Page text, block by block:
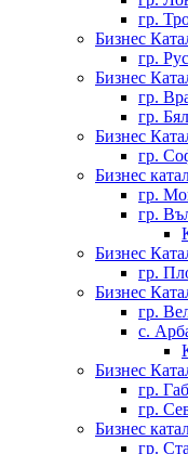
гр.
Бизнес
гр.
Бизнес
гр.
гр.
Бизнес
гр.
Бизнес
гр.
гр.
Бизнес
гр.
Бизнес
гр.
с.
Бизнес
гр.
гр.
Бизнес
гр.